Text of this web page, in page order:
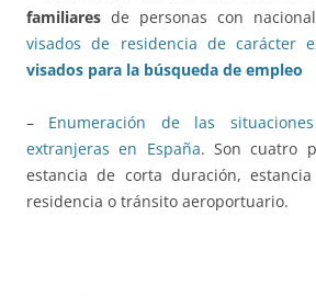
familiares de personas con
visados de residencia de carácter
visados para la búsqueda de empleo
– Enumeración de las
extranjeras en España. Son cuatro
estancia de corta duración,
residencia o tránsito aeroportuario.